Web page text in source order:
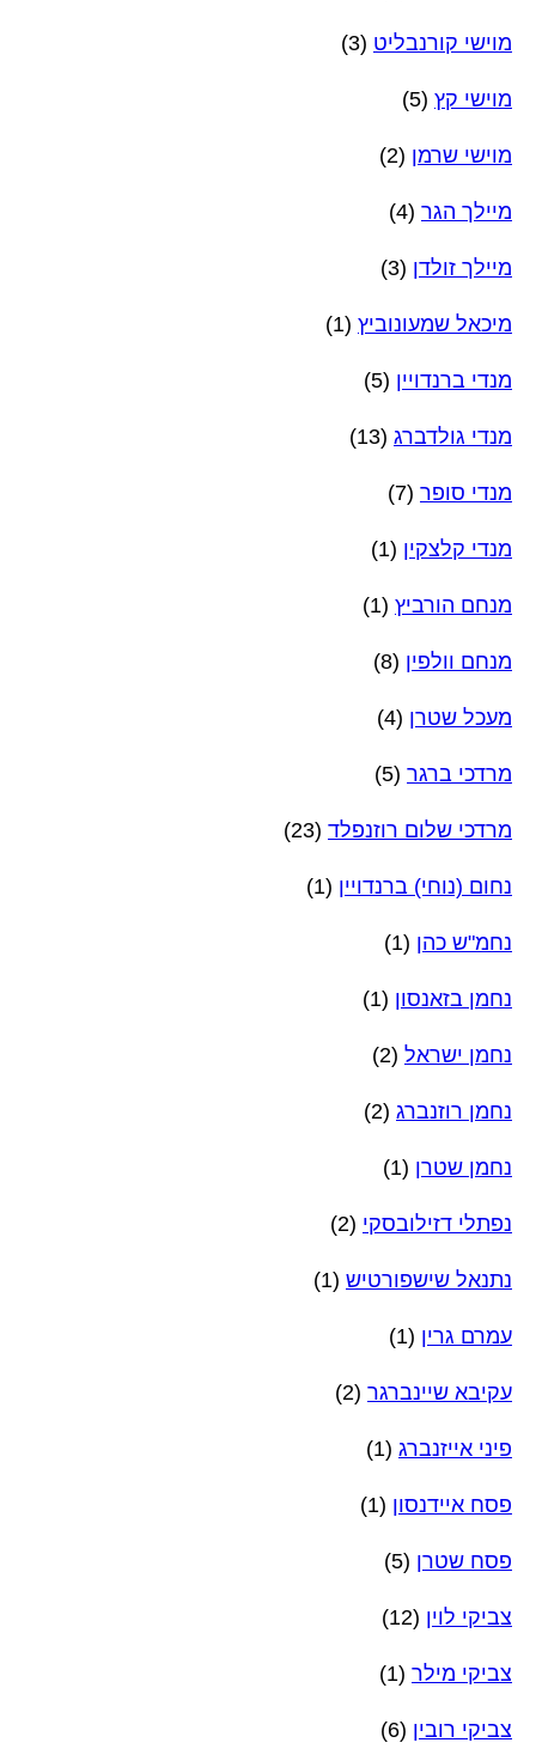
מוישי קורנבליט (3)
מוישי קץ (5)
מוישי שרמן (2)
מיילך הגר (4)
מיילך זולדן (3)
מיכאל שמעונוביץ (1)
מנדי ברנדויין (5)
מנדי גולדברג (13)
מנדי סופר (7)
מנדי קלצקין (1)
מנחם הורביץ (1)
מנחם וולפין (8)
מעכל שטרן (4)
מרדכי ברגר (5)
מרדכי שלום רוזנפלד (23)
נחום (נוחי) ברנדויין (1)
נחמ"ש כהן (1)
נחמן בזאנסון (1)
נחמן ישראל (2)
נחמן רוזנברג (2)
נחמן שטרן (1)
נפתלי דזילובסקי (2)
נתנאל שישפורטיש (1)
עמרם גרין (1)
עקיבא שיינברגר (2)
פיני אייזנברג (1)
פסח איידנסון (1)
פסח שטרן (5)
צביקי לוין (12)
צביקי מילר (1)
צביקי רובין (6)